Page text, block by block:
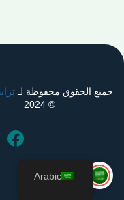
جميع الحقوق محفوظة لـ
© 2024
Arabic